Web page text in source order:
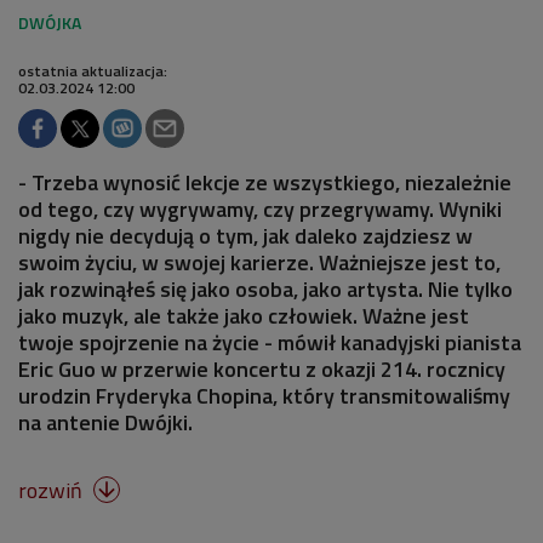
ostatnia aktualizacja:
02.03.2024 12:00
- Trzeba wynosić lekcje ze wszystkiego, niezależnie
od tego, czy wygrywamy, czy przegrywamy. Wyniki
nigdy nie decydują o tym, jak daleko zajdziesz w
swoim życiu, w swojej karierze. Ważniejsze jest to,
jak rozwinąłeś się jako osoba, jako artysta. Nie tylko
jako muzyk, ale także jako człowiek. Ważne jest
twoje spojrzenie na życie - mówił kanadyjski pianista
Eric Guo w przerwie koncertu z okazji 214. rocznicy
urodzin Fryderyka Chopina, który transmitowaliśmy
na antenie Dwójki.
rozwiń 